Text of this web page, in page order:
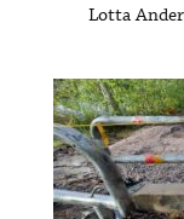
Lotta